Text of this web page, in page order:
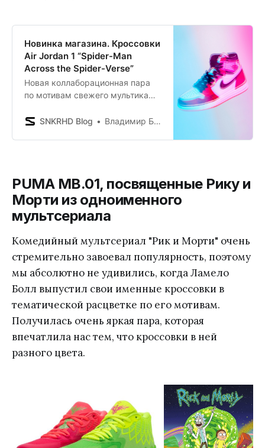
Новинка магазина. Кроссовки
Air Jordan 1 “Spider-Man
Across the Spider-Verse”
Новая коллаборационная пара
по мотивам свежего мультика
SNKRHD Blog
Владимир Борисенков
PUMA MB.01, посвященные Рику и
Морти из одноименного
мультсериала
Комедийный мультсериал "Рик и Морти" очень
стремительно завоевал популярность, поэтому
мы абсолютно не удивились, когда Ламело
Болл выпустил свои именные кроссовки в
тематической расцветке по его мотивам.
Получилась очень яркая пара, которая
впечатлила нас тем, что кроссовки в ней
разного цвета.